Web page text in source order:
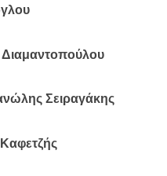
Σειραγάκης